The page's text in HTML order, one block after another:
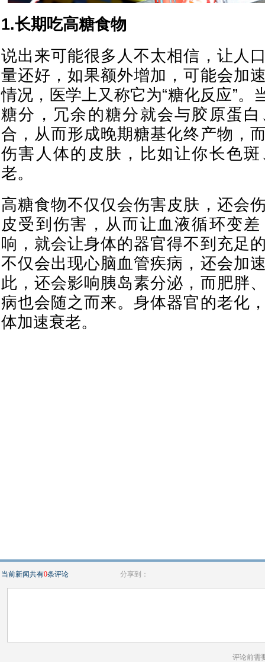
1.长期吃高糖食物
说出来可能很多人不太相信，让人
量还好，如果额外增加，可能会加
情况，医学上又称它为“糖化反应”。
糖分，冗余的糖分就会与胶原蛋
合，从而形成晚期糖基化终产物，
伤害人体的皮肤，比如让你长色
老。
高糖食物不仅仅会伤害皮肤，还会
皮受到伤害，从而让血液循环变
响，就会让身体的器官得不到充足
不仅会出现心脑血管疾病，还会加
此，还会影响胰岛素分泌，而肥胖
病也会随之而来。身体器官的老化
体加速衰老。
当前新闻共有0条评论 分享到：
评论前需